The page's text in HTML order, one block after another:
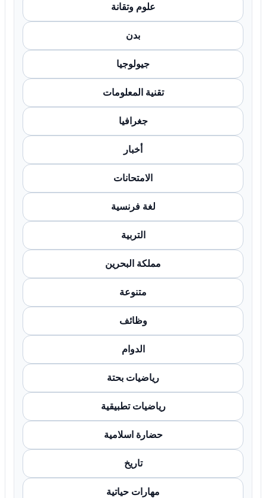
علوم وتقانة
بدن
جيولوجيا
تقنية المعلومات
جغرافيا
أخبار
الامتحانات
لغة فرنسية
التربية
مملكة البحرين
متنوعة
وظائف
الدوام
رياضيات بحتة
رياضيات تطبيقية
حضارة اسلامية
تاريخ
مهارات حياتية